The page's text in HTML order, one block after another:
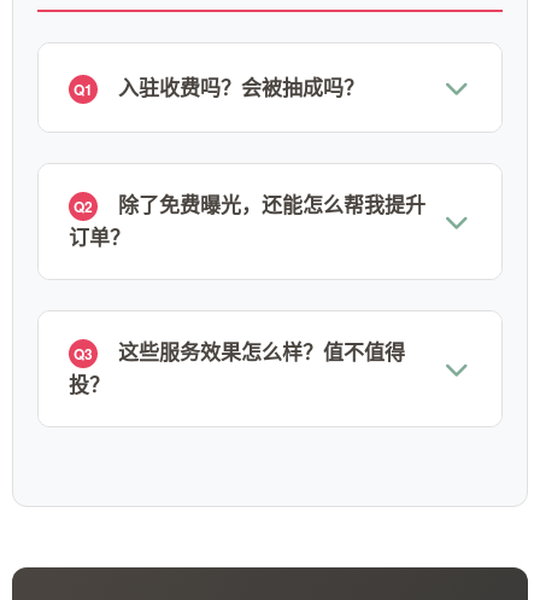
Q1 入驻收费吗？会被抽成吗？
Q2
除了免费曝光，还能怎么帮我提升
订单？
Q3
这些服务效果怎么样？值不值得
投？